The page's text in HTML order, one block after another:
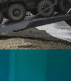
ли Одесса